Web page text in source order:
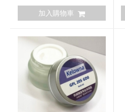
加入購物車